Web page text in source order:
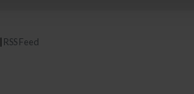
RSS Feed